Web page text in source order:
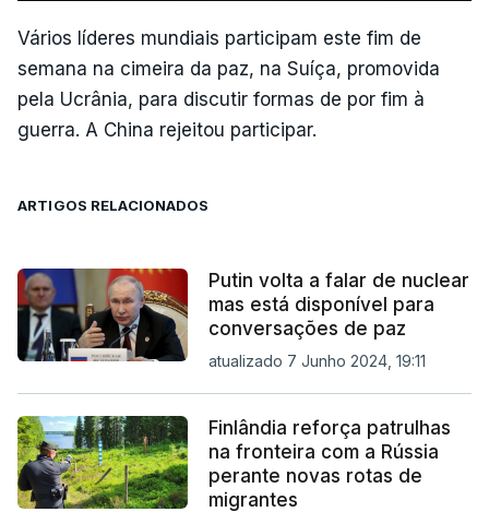
Vários líderes mundiais participam este fim de
semana na cimeira da paz, na Suíça, promovida
pela Ucrânia, para discutir formas de por fim à
guerra. A China rejeitou participar.
ARTIGOS RELACIONADOS
Putin volta a falar de nuclear
mas está disponível para
conversações de paz
atualizado 7 Junho 2024, 19:11
Finlândia reforça patrulhas
na fronteira com a Rússia
perante novas rotas de
migrantes